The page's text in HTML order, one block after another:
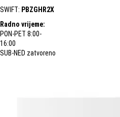
SWIFT: PBZGHR2X
Radno vrijeme:
PON-PET 8:00-
16:00
SUB-NED zatvoreno